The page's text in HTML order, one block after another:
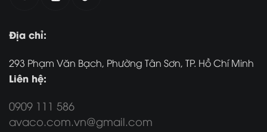
Địa chỉ:
293 Phạm Văn Bạch, Phường Tân Sơn, TP. Hồ Chí Minh
Liên hệ:
0909 111 586
avaco.com.vn@gmail.com